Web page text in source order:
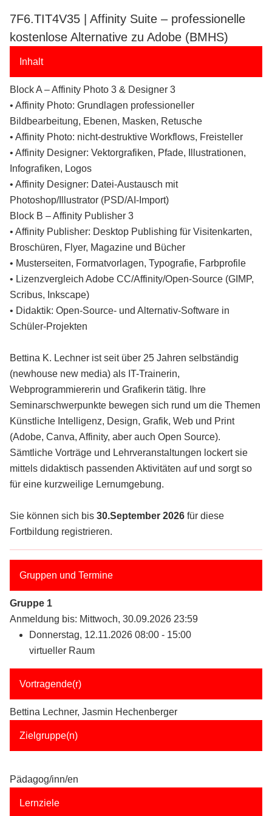
7F6.TIT4V35 | Affinity Suite – professionelle
kostenlose Alternative zu Adobe (BMHS)
Inhalt
Block A – Affinity Photo 3 & Designer 3
• Affinity Photo: Grundlagen professioneller
Bildbearbeitung, Ebenen, Masken, Retusche
• Affinity Photo: nicht-destruktive Workflows, Freisteller
• Affinity Designer: Vektorgrafiken, Pfade, Illustrationen,
Infografiken, Logos
• Affinity Designer: Datei-Austausch mit
Photoshop/Illustrator (PSD/AI-Import)
Block B – Affinity Publisher 3
• Affinity Publisher: Desktop Publishing für Visitenkarten,
Broschüren, Flyer, Magazine und Bücher
• Musterseiten, Formatvorlagen, Typografie, Farbprofile
• Lizenzvergleich Adobe CC/Affinity/Open-Source (GIMP,
Scribus, Inkscape)
• Didaktik: Open-Source- und Alternativ-Software in
Schüler-Projekten
Bettina K. Lechner ist seit über 25 Jahren selbständig
(newhouse new media) als IT-Trainerin,
Webprogrammiererin und Grafikerin tätig. Ihre
Seminarschwerpunkte bewegen sich rund um die Themen
Künstliche Intelligenz, Design, Grafik, Web und Print
(Adobe, Canva, Affinity, aber auch Open Source).
Sämtliche Vorträge und Lehrveranstaltungen lockert sie
mittels didaktisch passenden Aktivitäten auf und sorgt so
für eine kurzweilige Lernumgebung.
Sie können sich bis 30.September 2026 für diese
Fortbildung registrieren.
Gruppen und Termine
Gruppe 1
Anmeldung bis: Mittwoch, 30.09.2026 23:59
Donnerstag, 12.11.2026 08:00 - 15:00
virtueller Raum
Vortragende(r)
Bettina Lechner, Jasmin Hechenberger
Zielgruppe(n)
Pädagog/inn/en
Lernziele